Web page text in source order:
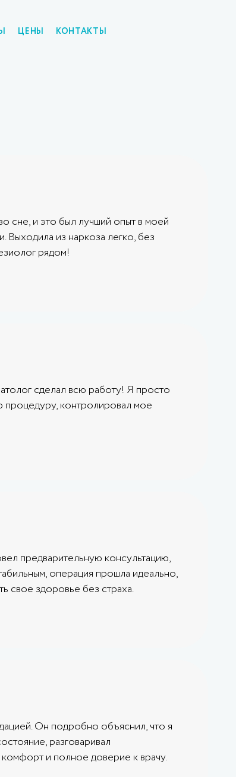
ЦЕНЫ КОНТАКТЫ
сне, и это был лучший опыт в моей
Выходила из наркоза легко, без
рядом!
сделал всю работу! Я просто
процедуру, контролировал мое
предварительную консультацию,
операция прошла идеально,
свое здоровье без страха.
Он подробно объяснил, что я
разговаривал
и полное доверие к врачу.